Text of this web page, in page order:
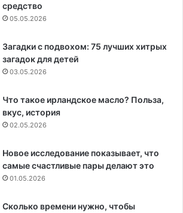
средство
05.05.2026
Загадки с подвохом: 75 лучших хитрых
загадок для детей
03.05.2026
Что такое ирландское масло? Польза,
вкус, история
02.05.2026
Новое исследование показывает, что
самые счастливые пары делают это
01.05.2026
Сколько времени нужно, чтобы